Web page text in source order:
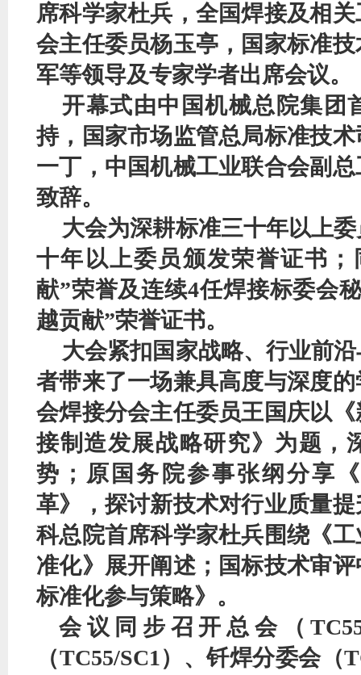
席科学家杜兵，全国焊接及相
会主任委员杨玉亭，国家标准
军等领导及专家学者出席会议。
开幕式由中国机械总院集团
持，国家市场监管总局标准技
一丁，中国机械工业联合会副
致辞。
大会为深耕标准三十年以上
十年以上委员颁发荣誉证书 ；
献”荣誉及连续4任焊接标委会
越贡献”荣誉证书。
大会紧扣国家战略、行业前
者带来了一场兼具高度与深度
会焊接分会主任委员王国庆以
接制造发展战略研究》为题，
势；原国务院参事张纲分享
革》，探讨新技术对行业质量
科总院首席科学家杜兵围绕《
准化》展开阐述；国标技术审
标准化参与策略》。
会议同步召开总会（
（TC55/SC1）、钎焊分委会（